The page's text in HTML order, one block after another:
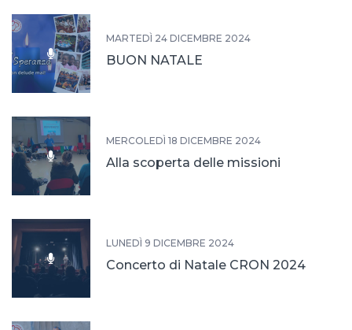
MARTEDÌ 24 DICEMBRE 2024
BUON NATALE
MERCOLEDÌ 18 DICEMBRE 2024
Alla scoperta delle missioni
LUNEDÌ 9 DICEMBRE 2024
Concerto di Natale CRON 2024